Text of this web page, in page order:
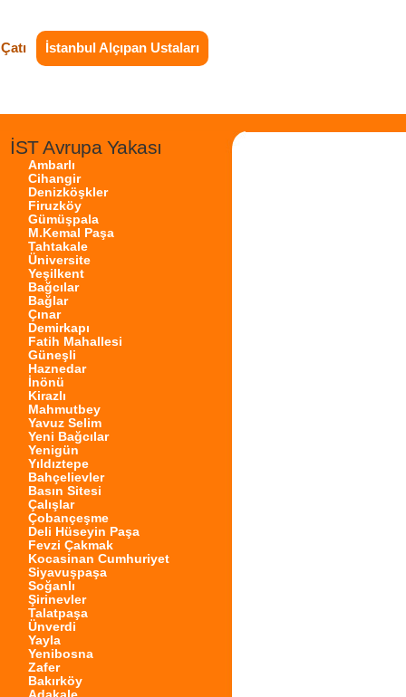
Çatı İstanbul Alçıpan Ustaları
İST Avrupa Yakası
Ambarlı
Cihangir
Denizköşkler
Firuzköy
Gümüşpala
M.Kemal Paşa
Tahtakale
Üniversite
Yeşilkent
Bağcılar
Bağlar
Çınar
Demirkapı
Fatih Mahallesi
Güneşli
Haznedar
İnönü
Kirazlı
Mahmutbey
Yavuz Selim
Yeni Bağcılar
Yenigün
Yıldıztepe
Bahçelievler
Basın Sitesi
Çalışlar
Çobançeşme
Deli Hüseyin Paşa
Fevzi Çakmak
Kocasinan Cumhuriyet
Siyavuşpaşa
Soğanlı
Şirinevler
Talatpaşa
Ünverdi
Yayla
Yenibosna
Zafer
Bakırköy